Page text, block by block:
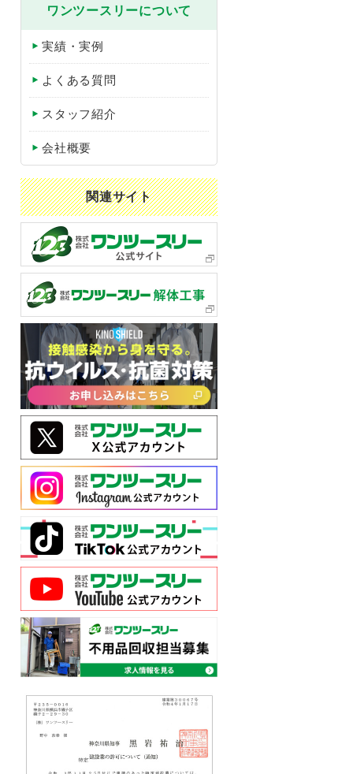
ワンツースリーについて
実績・実例
よくある質問
スタッフ紹介
会社概要
関連サイト